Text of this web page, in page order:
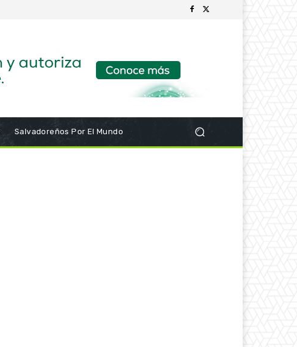
Salvadoreños Por El Mundo